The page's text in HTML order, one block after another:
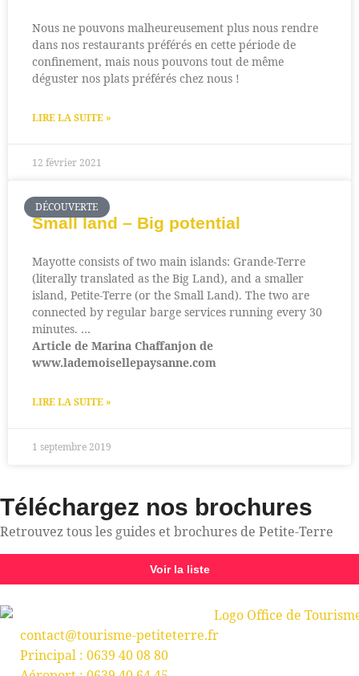
Nous ne pouvons malheureusement plus nous rendre
dans nos restaurants préférés en cette période de
confinement, mais nous pouvons tout de même
déguster nos plats préférés chez nous !
LIRE LA SUITE »
12 février 2021
DÉCOUVERTE
Small land – Big potential
Mayotte consists of two main islands: Grande-Terre
(literally translated as the Big Land), and a smaller
island, Petite-Terre (or the Small Land). The two are
connected by regular barge services running every 30
minutes. …
Article de Marina Chaffanjon de
www.lademoisellepaysanne.com
LIRE LA SUITE »
1 septembre 2019
Téléchargez nos brochures
Retrouvez tous les guides et brochures de Petite-Terre
Voir la liste
contact@tourisme-petiteterre.fr
Principal : 0639 40 08 80